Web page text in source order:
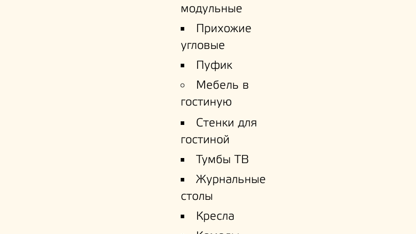
модульные
Прихожие
угловые
Пуфик
Мебель в
гостиную
Стенки для
гостиной
Тумбы ТВ
Журнальные
столы
Кресла